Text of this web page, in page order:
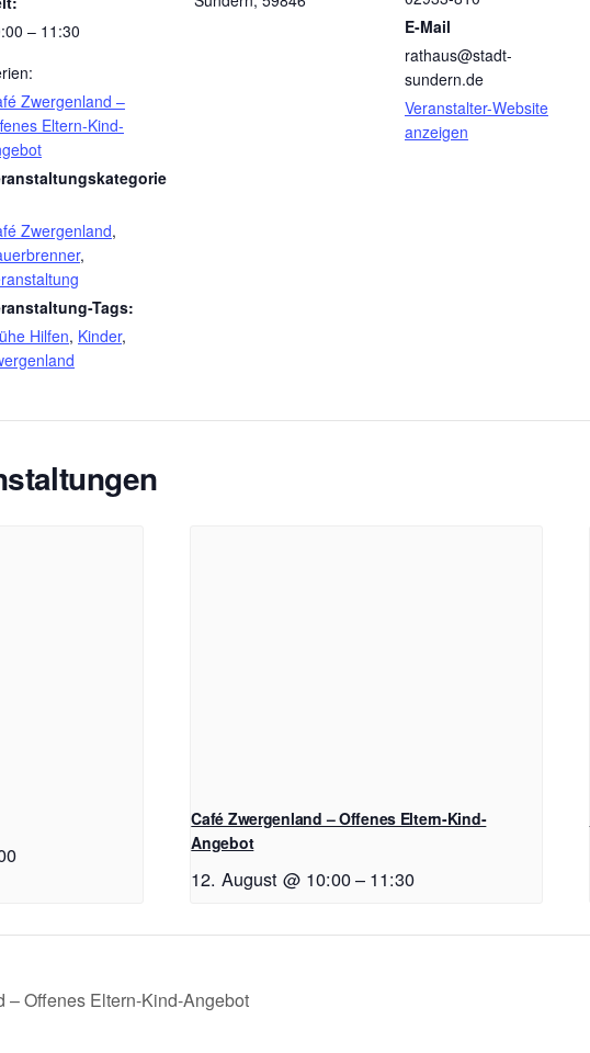
– 11:30
Zwergenland –
Eltern-Kind-
Zwergenland,
,
Tags:
Hilfen, Kinder,
E-Mail
rathaus@stadt-
sundern.de
Veranstalter-Website
anzeigen
Café Zwergenland – Offenes Eltern-Kind-
Angebot
12. August @ 10:00– 11:30
– Offenes Eltern-Kind-Angebot